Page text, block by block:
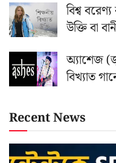
বিশ্ব
উক্তি বা
অ্যাশেজ
বিখ্যাত
Recent News